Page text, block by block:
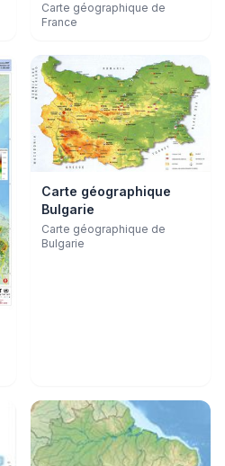
Carte géographique de
France
Carte géographique
Bulgarie
Carte géographique de
Bulgarie